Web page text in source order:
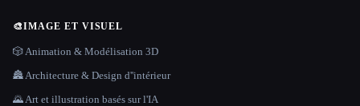
🎨IMAGE ET VISUEL
🎲 Animation & Modélisation 3D
🏯 Architecture & Design d''intérieur
🌄 Art et illustration basés sur l'IA